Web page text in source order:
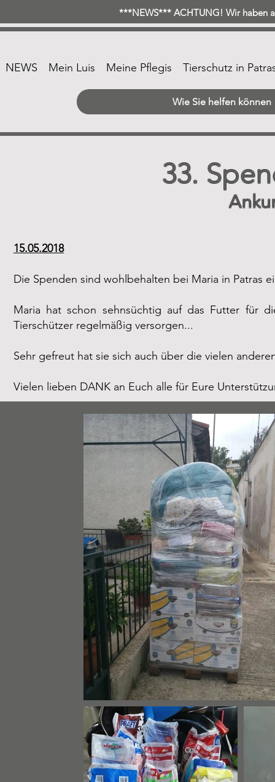
***NEWS*** ACHTUNG! Wir haben
NEWS Mein Luis Meine Pflegis Tierschutz in
Wie Sie helfen können
33.
15.05.2018
Die Spenden sind wohlbehalten bei Maria in Patras
Maria hat schon sehnsüchtig auf das Futter für
Tierschützer regelmäßig versorgen...
Sehr gefreut hat sie sich auch über die vielen
Vielen lieben DANK an Euch alle für Eure